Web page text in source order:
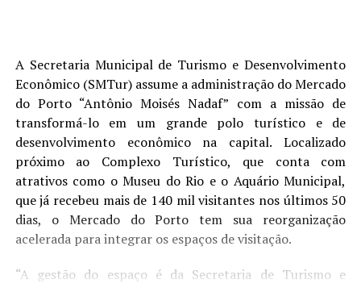
A Secretaria Municipal de Turismo e Desenvolvimento
Econômico (SMTur) assume a administração do Mercado
do Porto “Antônio Moisés Nadaf” com a missão de
transformá-lo em um grande polo turístico e de
desenvolvimento econômico na capital. Localizado
próximo ao Complexo Turístico, que conta com
atrativos como o Museu do Rio e o Aquário Municipal,
que já recebeu mais de 140 mil visitantes nos últimos 50
dias, o Mercado do Porto tem sua reorganização
acelerada para integrar os espaços de visitação.
“A gestão do espaço é da Secretaria de Turismo e